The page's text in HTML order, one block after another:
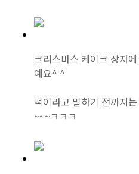
크리스마스 케이크 상자
예요^ ^
떡이라고 말하기 전까지
~~~ㅋㅋㅋ